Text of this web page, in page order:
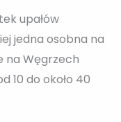
upałów
jedna osobna na
na Węgrzech
10 do około 40